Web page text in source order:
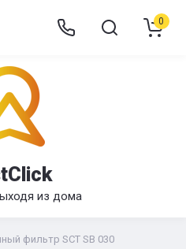
из дома
0
фильтр SCT SB 030